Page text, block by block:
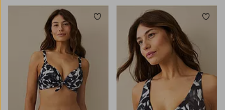
Toevoegen aan favorieten